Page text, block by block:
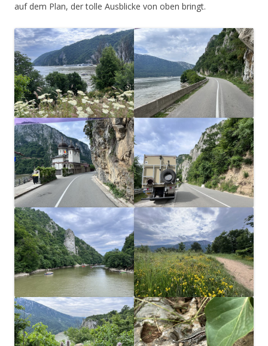
auf dem Plan, der tolle Ausblicke von oben bringt.